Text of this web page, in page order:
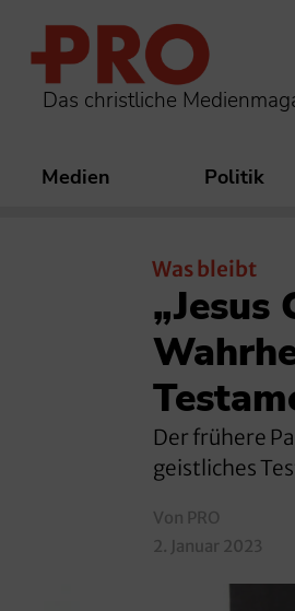
Das christliche
Medien Politik
Was bleibt
Der frühere
geistliches
Von PRO
2. Januar 2023